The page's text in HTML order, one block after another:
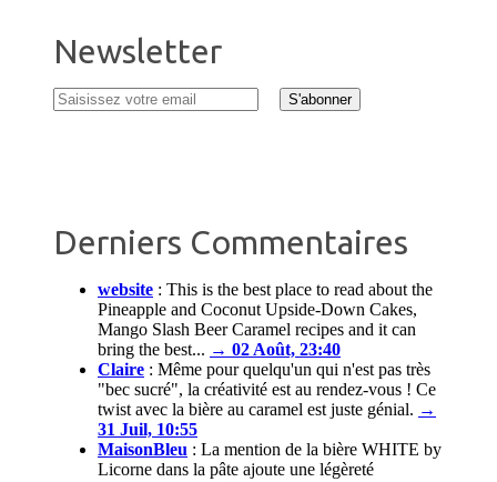
Newsletter
Derniers Commentaires
website : This is the best place to read about the
Pineapple and Coconut Upside-Down Cakes,
Mango Slash Beer Caramel recipes and it can
bring the best... → 02 Août, 23:40
Claire : Même pour quelqu'un qui n'est pas très
"bec sucré", la créativité est au rendez-vous ! Ce
twist avec la bière au caramel est juste génial. →
31 Juil, 10:55
MaisonBleu : La mention de la bière WHITE by
Licorne dans la pâte ajoute une légèreté